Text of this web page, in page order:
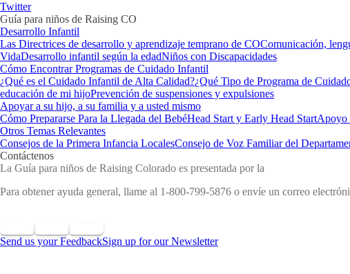
Twitter
Guía para niños de Raising CO
Desarrollo Infantil
Las Directrices de desarrollo y aprendizaje temprano de COComunicación,
VidaDesarrollo infantil según la edadNiños con Discapacidades
Cómo Encontrar Programas de Cuidado Infantil
¿Qué es el Cuidado Infantil de Alta Calidad?¿Qué Tipo de Programa de
educación de mi hijoPrevención de suspensiones y expulsiones
Apoyar a su hijo, a su familia y a usted mismo
Cómo Prepararse Para la Llegada del BebéHead Start y Early Head StartApoyo
Otros Temas Relevantes
Consejos de la Primera Infancia LocalesConsejo de Voz Familiar del
Contáctenos
La Guía para niños de Raising Colorado es presentada por la
Para obtener ayuda general, llame al 1-800-799-5876 o envíe un correo
Send us your FeedbackSign up for our Newsletter